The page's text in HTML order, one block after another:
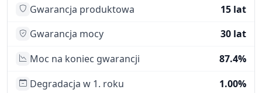
Gwarancja produktowa
15 lat
Gwarancja mocy
30 lat
Moc na koniec gwarancji
87.4%
Degradacja w 1. roku
1.00%